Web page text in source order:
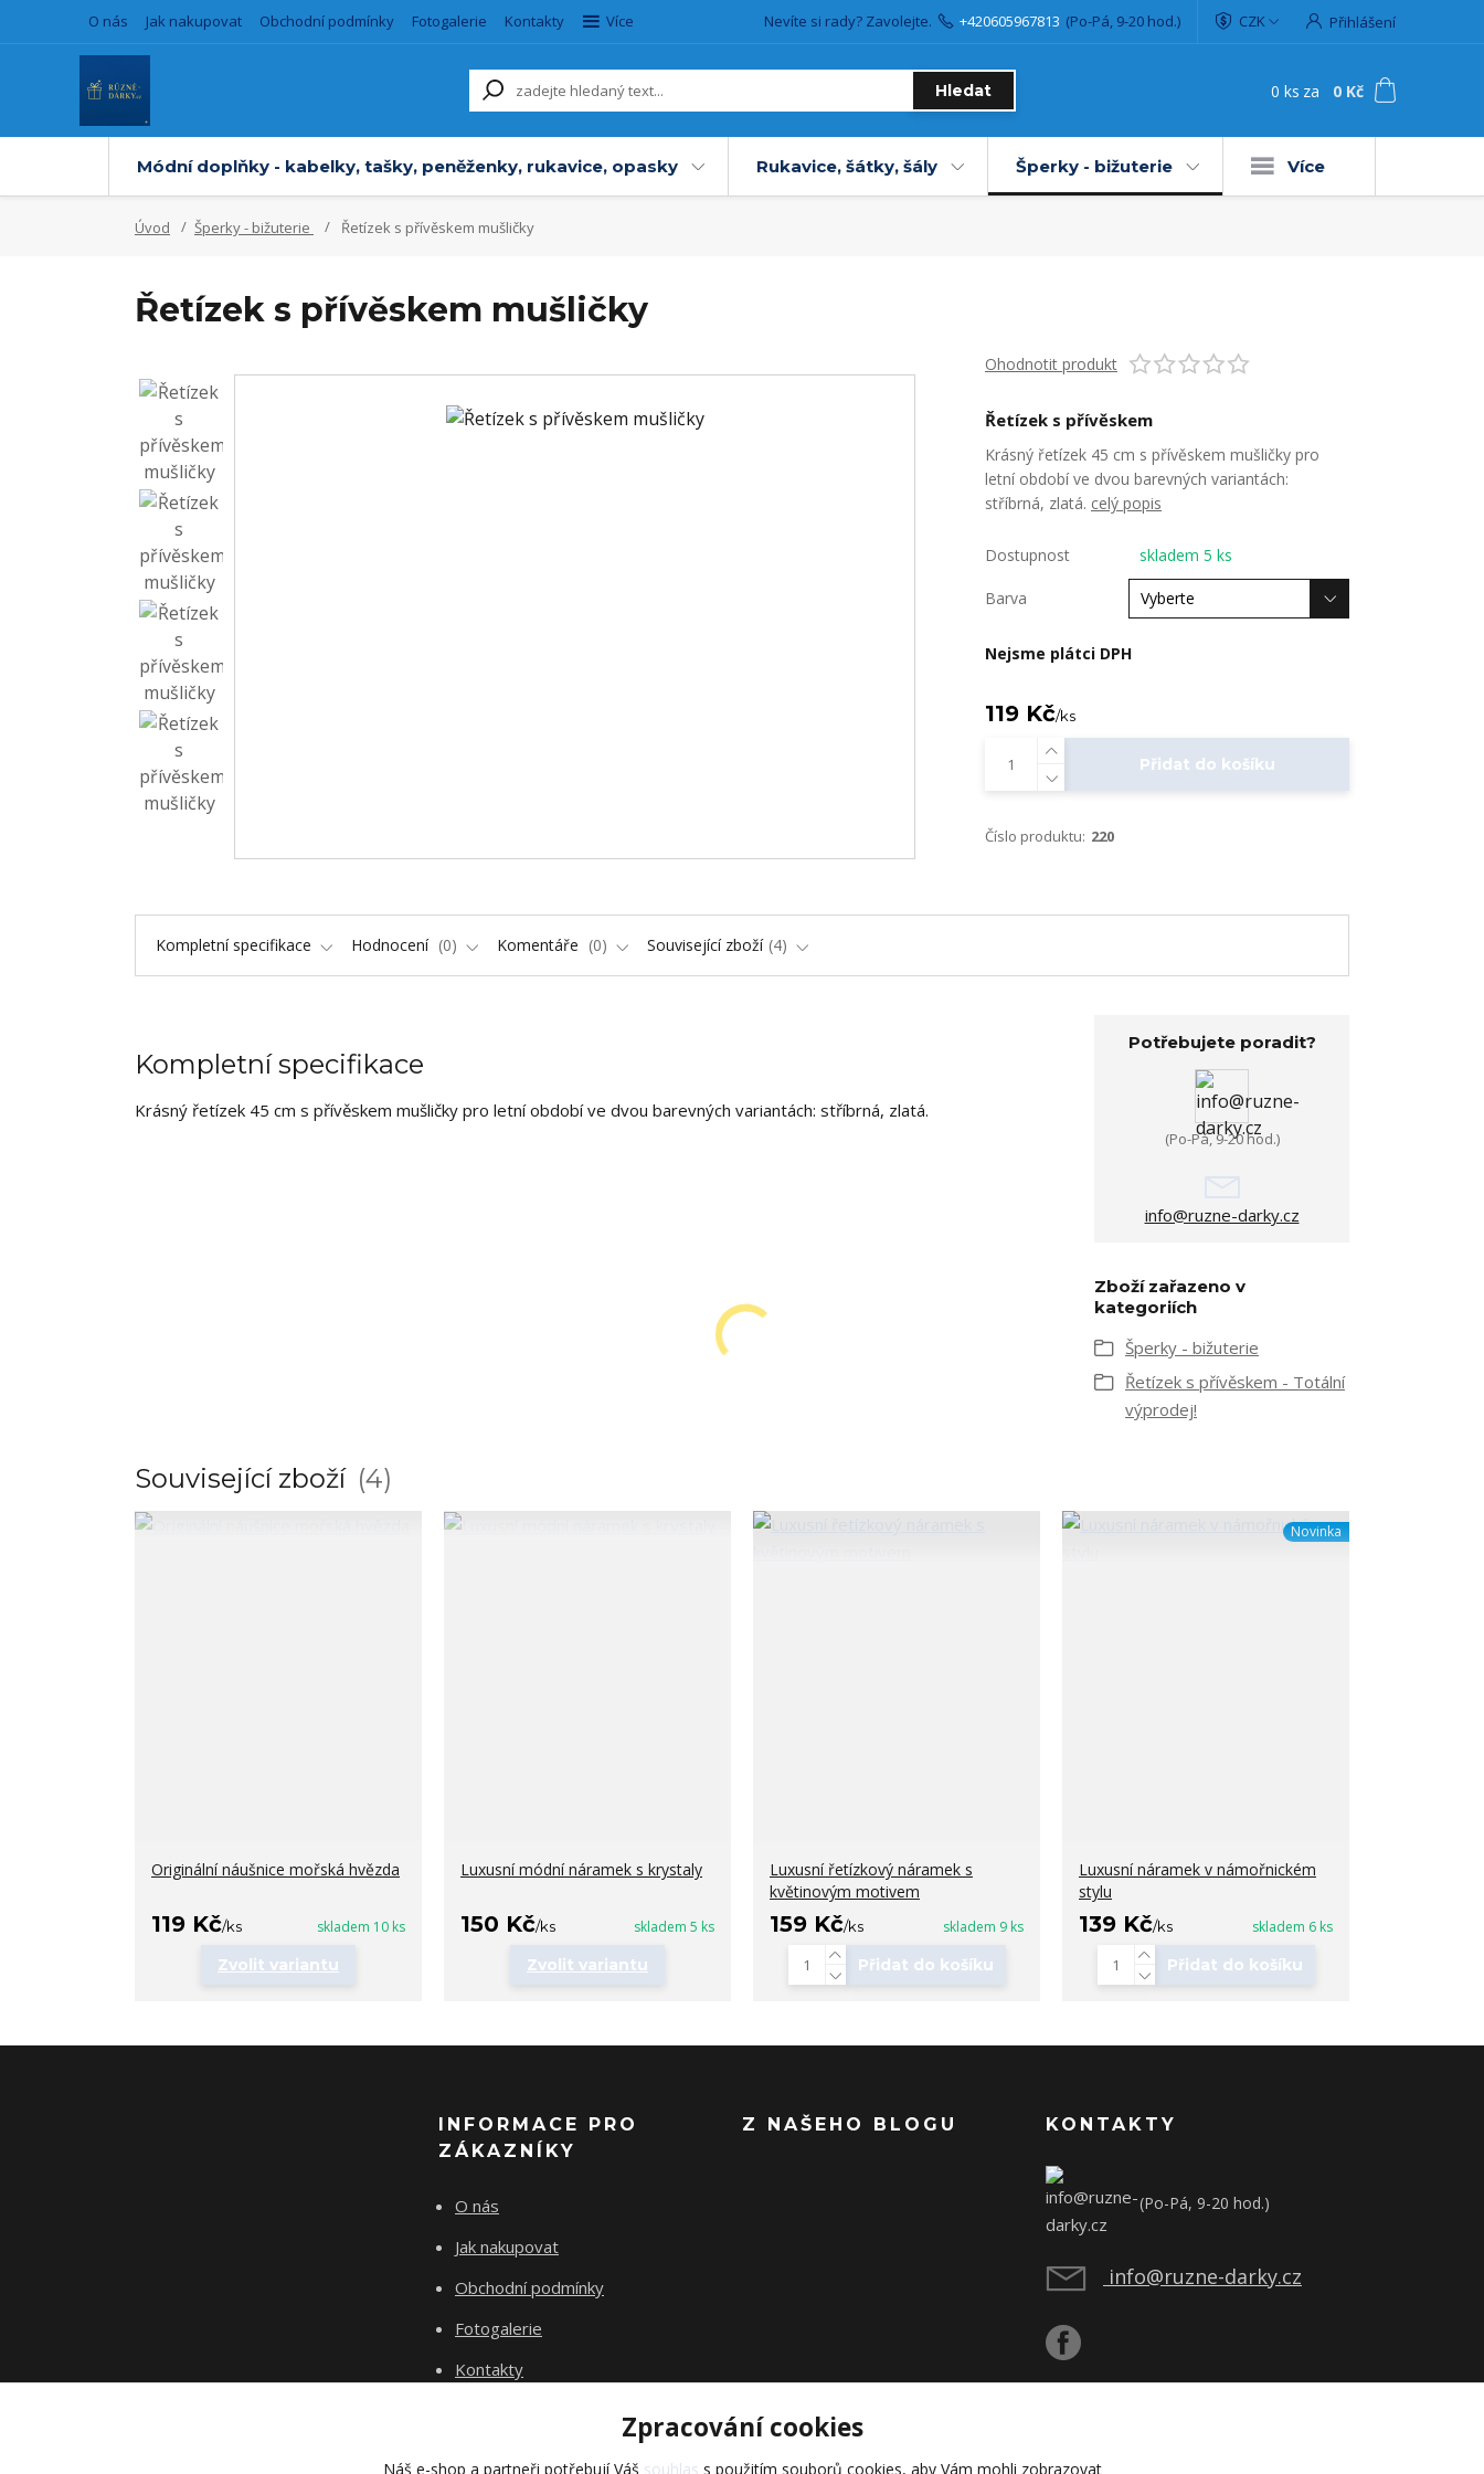
O nás Jak nakupovat Obchodní podmínky Fotogalerie Kontakty Více CZK Přihlášení
Hledat
Nevíte si rady? Zavolejte. +420605967813 (Po-Pá, 9-20 hod.)
0 ks za 0 Kč
Módní doplňky - kabelky, tašky, peněženky, rukavice, opasky Rukavice, šátky, šály Šperky - bižuterie Více
Úvod Šperky - bižuterie Řetízek s přívěskem mušličky
Řetízek s přívěskem mušličky
Ohodnotit produkt
Řetízek s přívěskem
Krásný řetízek 45 cm s přívěskem mušličky pro
letní období ve dvou barevných variantách:
stříbrná, zlatá. celý popis
Dostupnost skladem 5 ks
Barva
Nejsme plátci DPH
119 Kč/ks
Přidat do košíku
Číslo produktu: 220
Kompletní specifikace Hodnocení 0 Komentáře 0 Související zboží 4
Kompletní specifikace
Krásný řetízek 45 cm s přívěskem mušličky pro letní období ve dvou barevných variantách: stříbrná, zlatá.
Potřebujete poradit?
(Po-Pá, 9-20 hod.)
info@ruzne-darky.cz
Zboží zařazeno v
kategoriích
Šperky - bižuterie
Řetízek s přívěskem - Totální
výprodej!
Související zboží 4
Originální náušnice mořská hvězda
119 Kč/ks skladem 10 ks
Zvolit variantu
Luxusní módní náramek s krystaly
150 Kč/ks skladem 5 ks
Zvolit variantu
Luxusní řetízkový náramek s
květinovým motivem
159 Kč/ks skladem 9 ks
Přidat do košíku
Novinka
Luxusní náramek v námořnickém
stylu
139 Kč/ks skladem 6 ks
Přidat do košíku
INFORMACE PRO
ZÁKAZNÍKY
O nás
Jak nakupovat
Obchodní podmínky
Fotogalerie
Kontakty
Z NAŠEHO BLOGU KONTAKTY
(Po-Pá, 9-20 hod.)
info@ruzne-darky.cz
Zpracování cookies
Náš e-shop a partneři potřebují Váš souhlas s použitím souborů cookies, aby Vám mohli zobrazovat